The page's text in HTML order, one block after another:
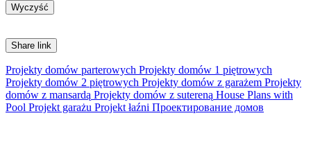
Share link
Projekty domów parterowych Projekty domów 1 piętrowych
Projekty domów 2 piętrowych Projekty domów z garażem Projekty
domów z mansardą Projekty domów z sutereną House Plans with
Pool Projekt garażu Projekt łaźni Проектирование домов